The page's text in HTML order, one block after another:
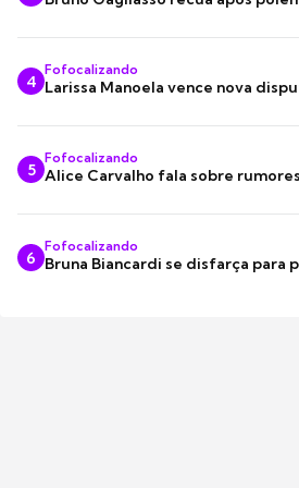
4
Fofocalizando
Larissa Manoela vence nova
5
Fofocalizando
Alice Carvalho fala sobre
6
Fofocalizando
Bruna Biancardi se disfarça para